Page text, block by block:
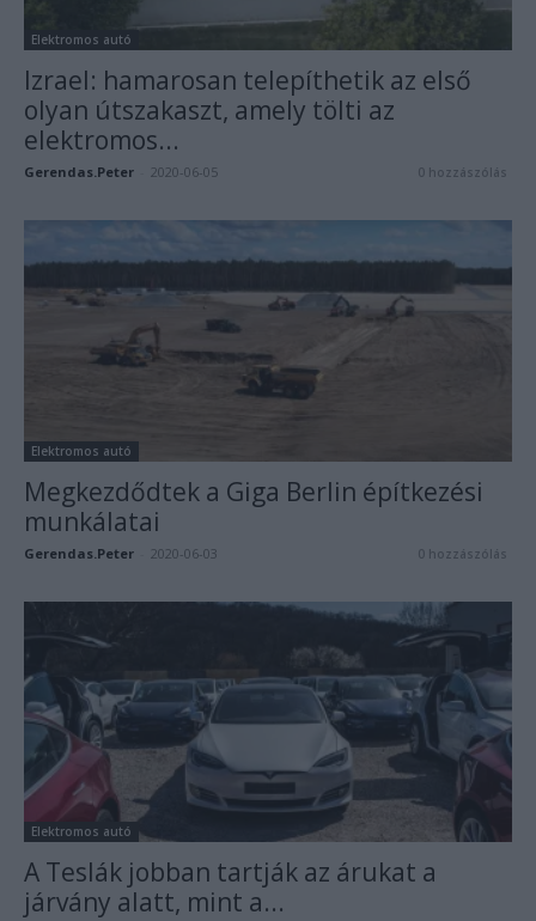
Elektromos autó
Izrael: hamarosan telepíthetik az első
olyan útszakaszt, amely tölti az
elektromos...
Gerendas.Peter 2020-06-05 0 hozzászólás
Elektromos autó
Megkezdődtek a Giga Berlin építkezési
munkálatai
Gerendas.Peter 2020-06-03 0 hozzászólás
Elektromos autó
A Teslák jobban tartják az árukat a
járvány alatt, mint a...